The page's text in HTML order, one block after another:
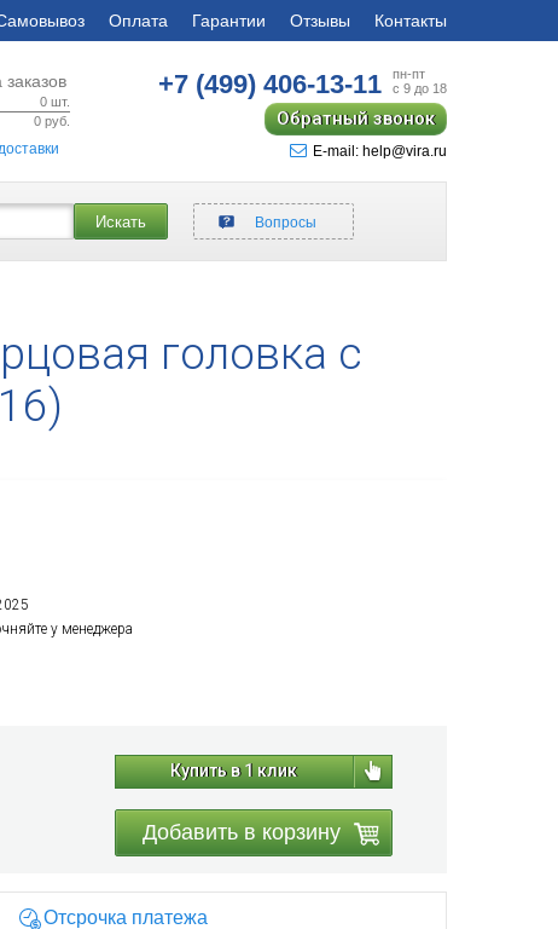
Оплата Гарантии Отзывы Контакты
заказов
0 шт.
0 руб.
+7 (499)406-13-11
пн-пт
с 9 до 18
Обратный звонок
E-mail: help@vira.ru
Искать Вопросы
головка с
у менеджера
Купить в 1 клик
Добавить в корзину
Отсрочка платежа